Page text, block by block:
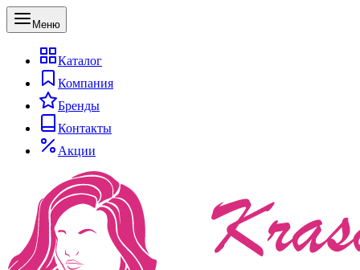
Меню
Каталог
Компания
Бренды
Контакты
Акции